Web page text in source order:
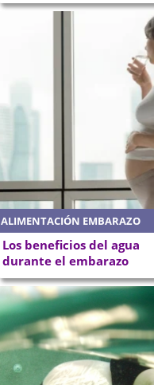
ALIMENTACIÓN EMBARAZO
Los beneficios del agua
durante el embarazo